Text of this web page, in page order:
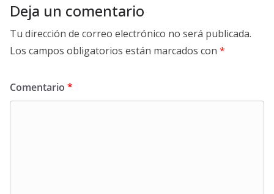
Deja un comentario
Tu dirección de correo electrónico no será publicada.
Los campos obligatorios están marcados con *
Comentario *